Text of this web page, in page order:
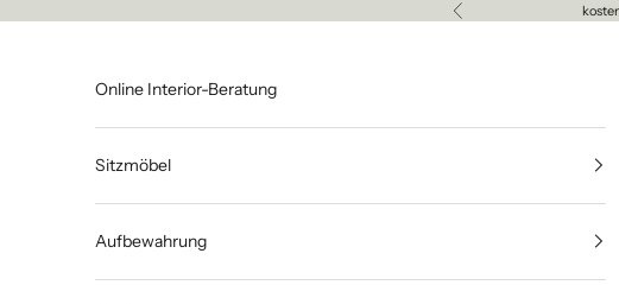
Zurück
Online Interior-Beratung
Sitzmöbel
Aufbewahrung